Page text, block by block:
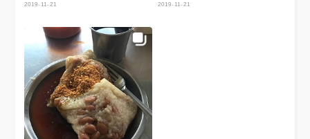
晚餐 #好吃 #人氣 #名店 #端午
#breakfast #lunch #dinner
#delicious #popular #羊熊心
MENU
2019-11-21 2019-11-21